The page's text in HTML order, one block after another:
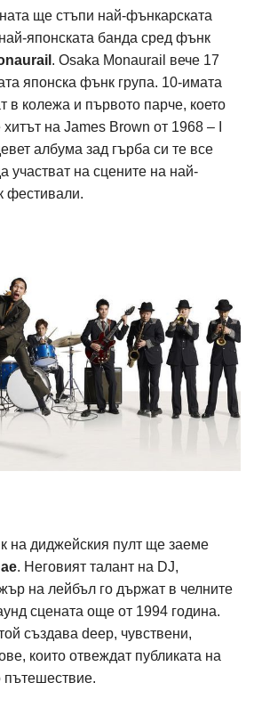
ще стъпи най-фънкарската
японската банда сред фънк
. Osaka Monaurail вече 17
японска фънк група. 10-имата
в колежа и първото парче, което
на James Brown от 1968 – I
албума зад гърба си те все
участват на сцените на най-
фестивали.
на диджейския пулт ще заеме
. Неговият талант на DJ,
на лейбъл го държат в челните
сцената още от 1994 година.
създава deep, чувствени,
които отвеждат публиката на
пътешествие.